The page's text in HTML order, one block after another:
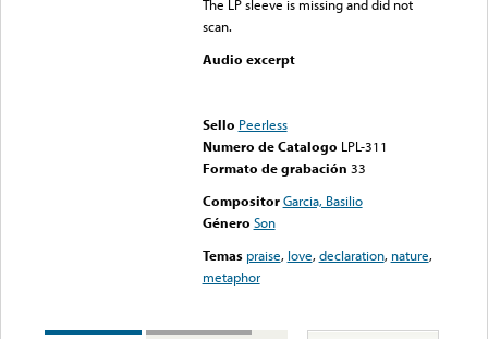
The LP sleeve is missing and did not
scan.
Audio excerpt
Sello Peerless
Numero de Catalogo LPL-311
Formato de grabación 33
Compositor Garcia, Basilio
Género Son
Temas praise, love,declaration, nature,
metaphor